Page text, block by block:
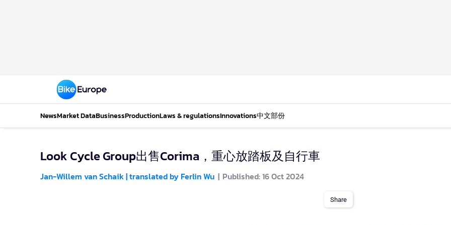
NewsMarket DataBusinessProductionLaws & regulationsInnovations中文部份
Look Cycle Group出售Corima，重心放踏板及自行車
Jan-Willem van Schaik | translated by Ferlin Wu Published: 16 Oct 2024
Share